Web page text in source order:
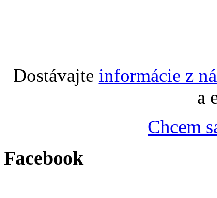
Dostávajte informácie z
a
Chcem
Facebook